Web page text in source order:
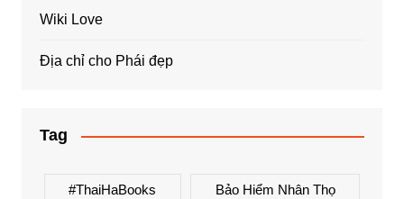
Wiki Love
Địa chỉ cho Phái đẹp
Tag
#ThaiHaBooks Bảo Hiểm Nhân Thọ